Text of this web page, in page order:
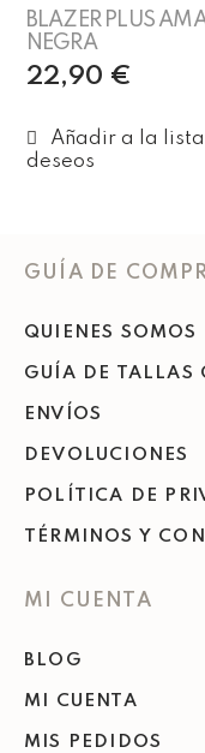
BLAZER PLUS
NEGRA
22,90 €
GUÍA DE
QUIENES SOMOS
GUÍA DE TALLAS
ENVÍOS
DEVOLUCIONES
POLÍTICA DE
TÉRMINOS Y
MI CUENTA
BLOG
MI CUENTA
MIS PEDIDOS